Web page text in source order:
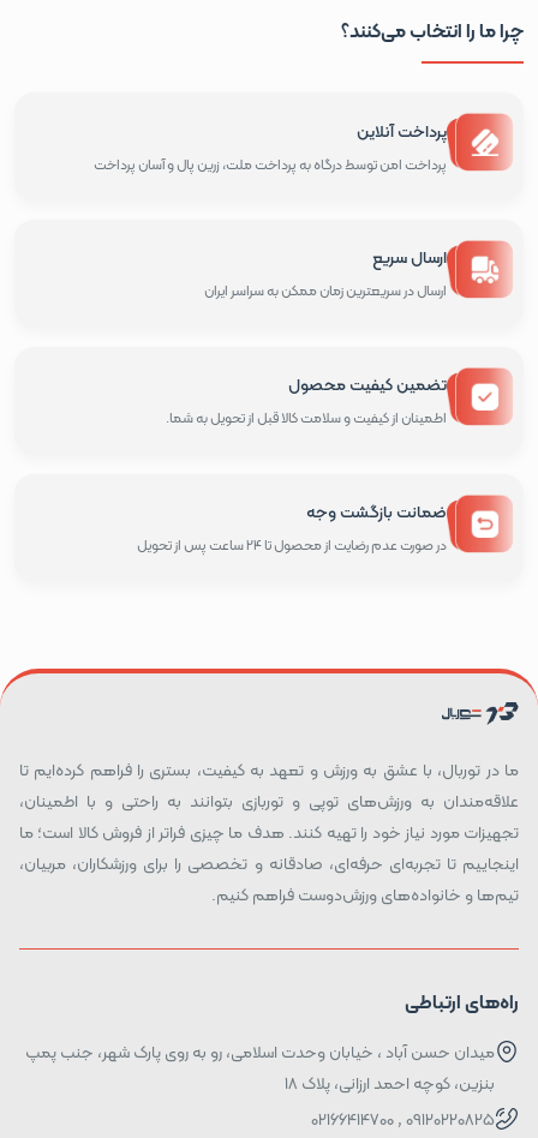
چرا ما را انتخاب می‌کنند؟
پرداخت آنلاین
پرداخت امن توسط درگاه به پرداخت ملت، زرین پال و آسان پرداخت
ارسال سریع
ارسال در سریعترین زمان ممکن به سراسر ایران
تضمین کیفیت محصول
اطمینان از کیفیت و سلامت کالا قبل از تحویل به شما.
ضمانت بازگشت وجه
در صورت عدم رضایت از محصول تا 24 ساعت پس از تحویل
ما در توربال، با عشق به ورزش و تعهد به کیفیت، بستری را فراهم کرده‌ایم تا
علاقه‌مندان به ورزش‌های توپی و توربازی بتوانند به راحتی و با اطمینان،
تجهیزات مورد نیاز خود را تهیه کنند. هدف ما چیزی فراتر از فروش کالا است؛ ما
اینجاییم تا تجربه‌ای حرفه‌ای، صادقانه و تخصصی را برای ورزشکاران، مربیان،
تیم‌ها و خانواده‌های ورزش‌دوست فراهم کنیم.
راه‌های ارتباطی
میدان حسن آباد ، خیابان وحدت اسلامی، رو به روی پارک شهر، جنب پمپ
بنزین، کوچه احمد ارزانی، پلاک ۱۸
09120220825 , 02166414700